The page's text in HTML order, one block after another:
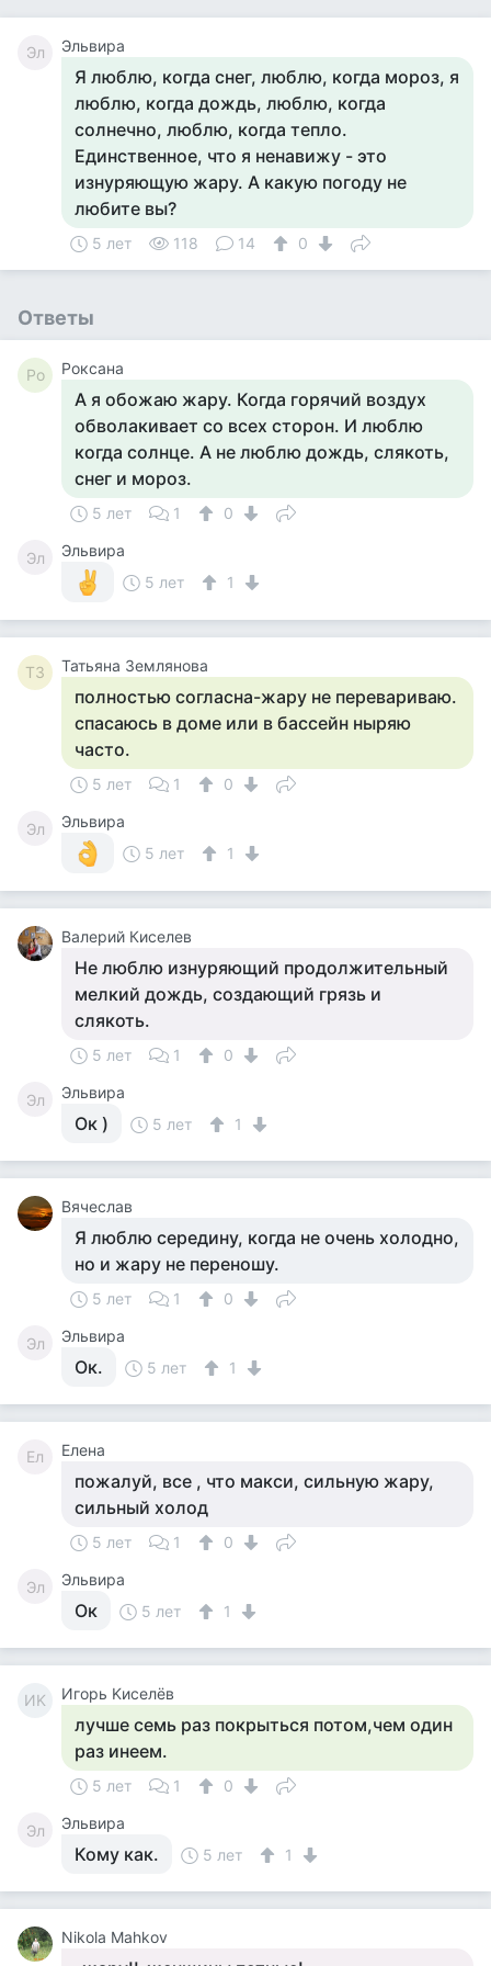
Эл Эльвира
Я люблю, когда снег, люблю, когда мороз, я
люблю, когда дождь, люблю, когда
солнечно, люблю, когда тепло.
Единственное, что я ненавижу - это
изнуряющую жару. А какую погоду не
любите вы?
5 лет 118 14 0
Ответы
Ро Роксана
А я обожаю жару. Когда горячий воздух
обволакивает со всех сторон. И люблю
когда солнце. А не люблю дождь, слякоть,
снег и мороз.
5 лет 1 0
Эл
Эльвира
5 лет
1
ТЗ Татьяна Землянова
полностью согласна-жару не перевариваю.
спасаюсь в доме или в бассейн ныряю
часто.
5 лет 1 0
Эл
Эльвира
5 лет
1
Валерий Киселев
Не люблю изнуряющий продолжительный
мелкий дождь, создающий грязь и
слякоть.
5 лет 1 0
Эл Эльвира
Ок ) 5 лет 1
Вячеслав
Я люблю середину, когда не очень холодно,
но и жару не переношу.
5 лет 1 0
Эл Эльвира
Ок. 5 лет 1
Ел Елена
пожалуй, все , что макси, сильную жару,
сильный холод
5 лет 1 0
Эл Эльвира
Ок 5 лет 1
ИK Игорь Kиселёв
лучше семь раз покрыться потом,чем один
раз инеем.
5 лет 1 0
Эл Эльвира
Кому как. 5 лет 1
Nikola Mahkov